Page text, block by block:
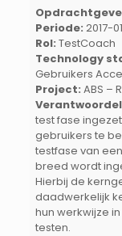
Periode: 2017-
Rol:TestCoach
Technology
Gebruikers
Project:ABS –
test fase
gebruikers te
testfase van
breed wordt
Hierbij de
daadwerkelijk
hun werkwijze
testen.